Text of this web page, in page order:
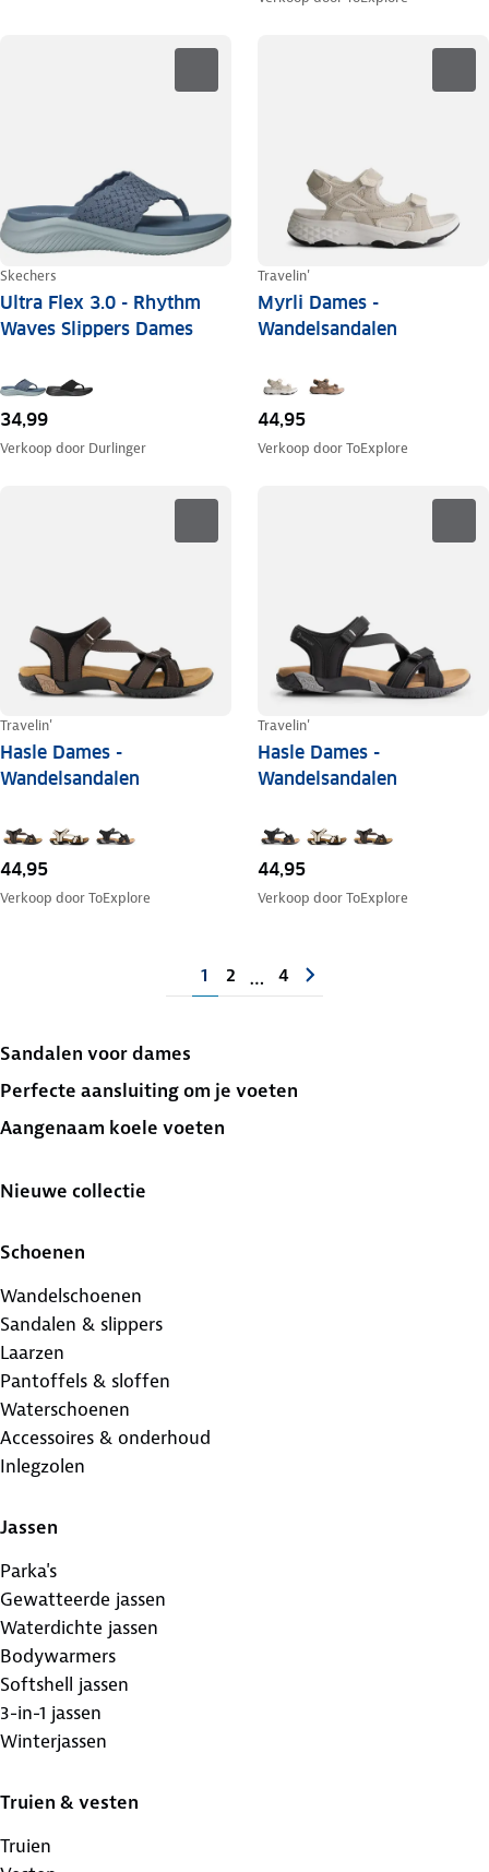
Skechers
Ultra Flex 3.0 - Rhythm
Waves Slippers Dames
34,99
Verkoop door Durlinger
Travelin'
Myrli Dames -
Wandelsandalen
44,95
Verkoop doorToExplore
Travelin'
Hasle Dames -
Wandelsandalen
44,95
Verkoop doorToExplore
Travelin'
Hasle Dames -
Wandelsandalen
44,95
Verkoop doorToExplore
1 2 … 4
Sandalen voor dames
Perfecte aansluiting om je voeten
Aangenaam koele voeten
Nieuwe collectie
Schoenen
Wandelschoenen
Sandalen & slippers
Laarzen
Pantoffels & sloffen
Waterschoenen
Accessoires & onderhoud
Inlegzolen
Jassen
Parka's
Gewatteerde jassen
Waterdichte jassen
Bodywarmers
Softshell jassen
3-in-1 jassen
Winterjassen
Truien & vesten
Truien